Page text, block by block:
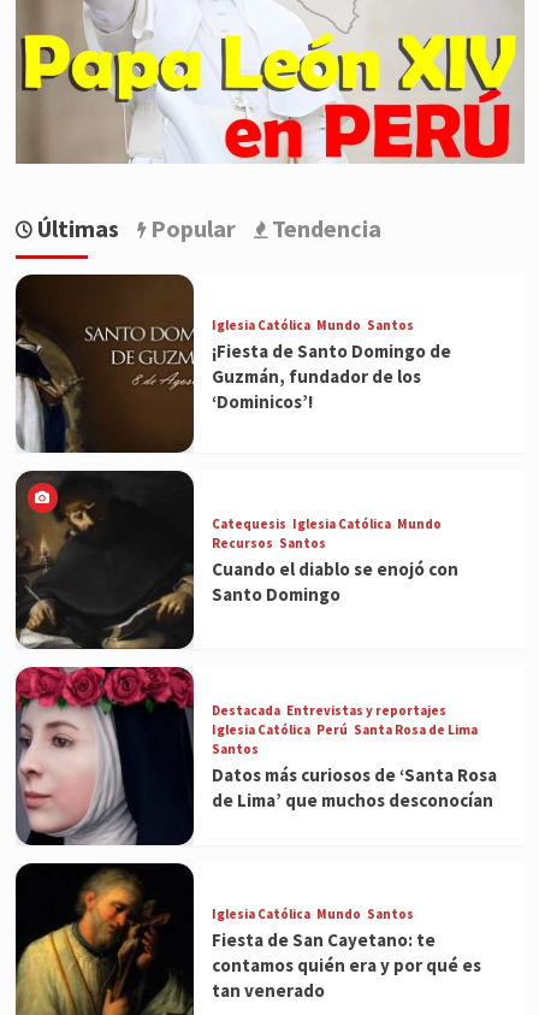
Últimas Popular Tendencia
Iglesia Católica Mundo Santos
¡Fiesta de Santo Domingo de
Guzmán, fundador de los
‘Dominicos’!
Catequesis Iglesia Católica Mundo
Recursos Santos
Cuando el diablo se enojó con
Santo Domingo
Destacada Entrevistas y reportajes
Iglesia Católica Perú Santa Rosa de Lima
Santos
Datos más curiosos de ‘Santa Rosa
de Lima’ que muchos desconocían
Iglesia Católica Mundo Santos
Fiesta de San Cayetano: te
contamos quién era y por qué es
tan venerado